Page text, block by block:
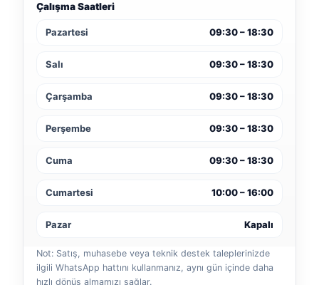
Çalışma Saatleri
Pazartesi 09:30 – 18:30
Salı 09:30 – 18:30
Çarşamba 09:30 – 18:30
Perşembe 09:30 – 18:30
Cuma 09:30 – 18:30
Cumartesi 10:00 – 16:00
Pazar Kapalı
Not: Satış, muhasebe veya teknik destek taleplerinizde
ilgili WhatsApp hattını kullanmanız, aynı gün içinde daha
hızlı dönüş almamızı sağlar.